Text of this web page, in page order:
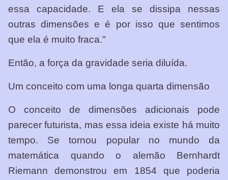
essa capacidade. E ela se dissipa nessas
outras dimensões e é por isso que sentimos
que ela é muito fraca."
Então, a força da gravidade seria diluída.
Um conceito com uma longa quarta dimensão
O conceito de dimensões adicionais pode
parecer futurista, mas essa ideia existe há muito
tempo. Se tornou popular no mundo da
matemática quando o alemão Bernhardt
Riemann demonstrou em 1854 que poderia